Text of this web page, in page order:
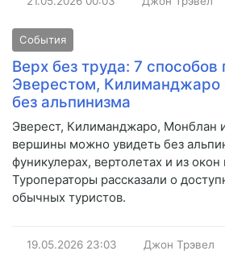
События
Верх без труда: 7 способов
Эверестом,
без альпинизма
Эверест, Килиманджаро, Монблан
вершины можно увидеть без
фуникулерах, вертолетах и из окон
Туроператоры рассказали о
обычных туристов.
19.05.2026 23:03 Джон Трэвел